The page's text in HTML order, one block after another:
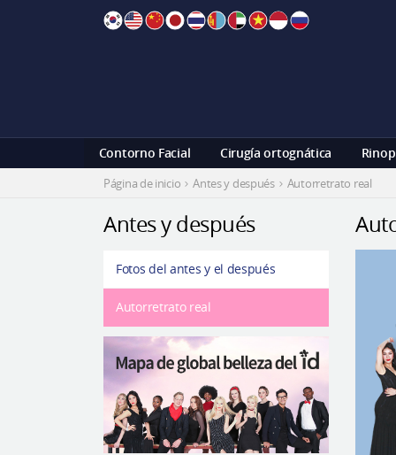
Contorno Facial Cirugía ortognática
Página de inicio Antes y después Autorretrato real
Antes y después
Fotos del antes y el después
Autorretrato real